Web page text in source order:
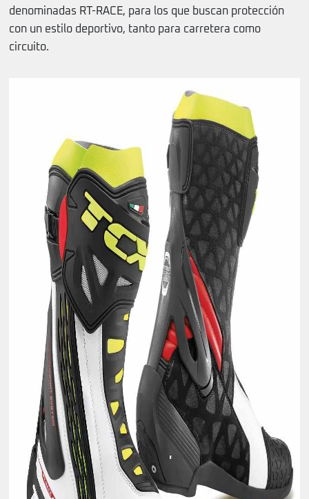
denominadas RT-RACE, para los que buscan protección
con un estilo deportivo, tanto para carretera como
circuito.